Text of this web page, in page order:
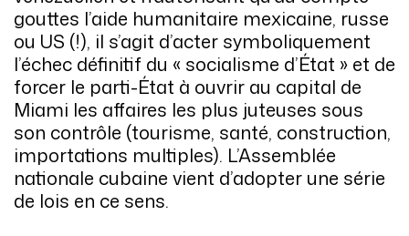
gouttes l’aide humanitaire mexicaine, russe
ou US (!), il s’agit d’acter symboliquement
l’échec définitif du « socialisme d’État » et de
forcer le parti-État à ouvrir au capital de
Miami les affaires les plus juteuses sous
son contrôle (tourisme, santé, construction,
importations multiples). L’Assemblée
nationale cubaine vient d’adopter une série
de lois en ce sens.